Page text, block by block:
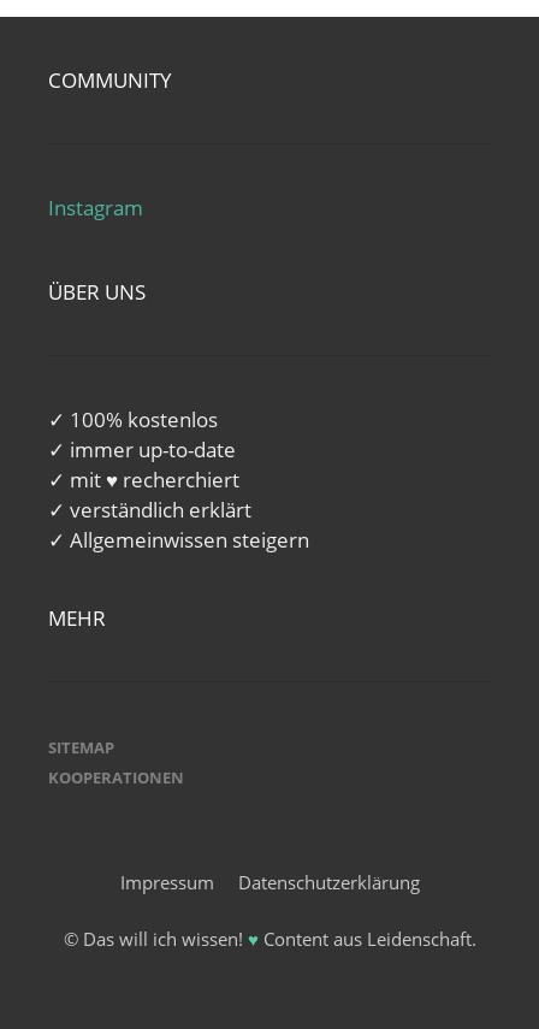
COMMUNITY
Instagram
ÜBER UNS
✓ 100% kostenlos
✓ immer up-to-date
✓ mit ♥ recherchiert
✓ verständlich erklärt
✓ Allgemeinwissen steigern
MEHR
SITEMAP
KOOPERATIONEN
Impressum Datenschutzerklärung
© Das will ich wissen! ♥ Content aus Leidenschaft.